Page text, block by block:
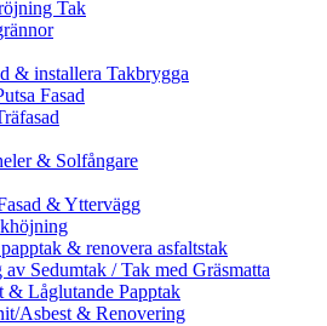
Tak
& installera Takbrygga
Fasad
& Solfångare
& Yttervägg
& renovera asfaltstak
Sedumtak / Tak med Gräsmatta
& Låglutande Papptak
Asbest & Renovering